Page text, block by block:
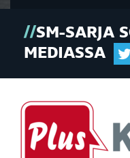
SM-SARJA
MEDIASSA